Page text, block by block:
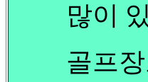
많이
골프